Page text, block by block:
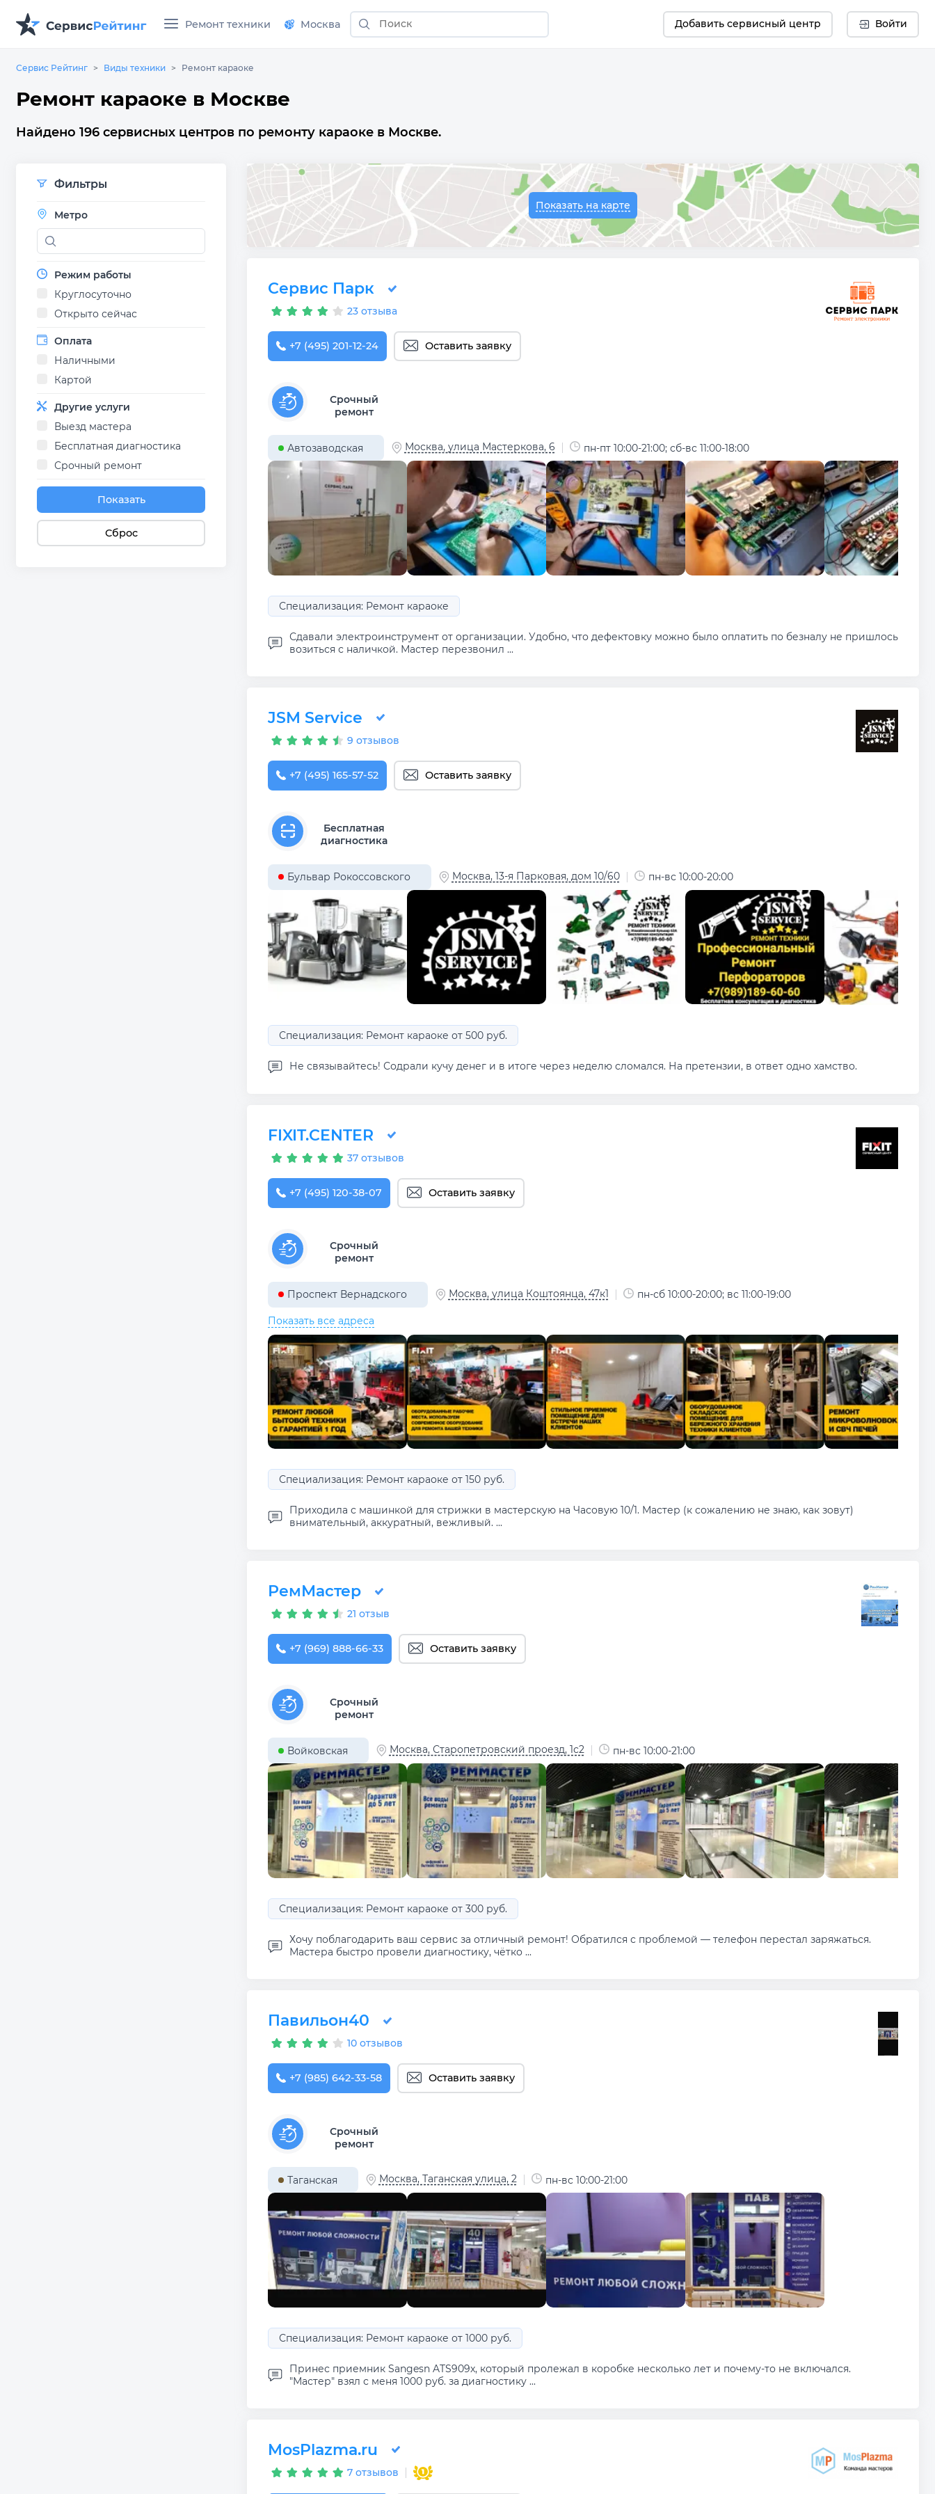
Ремонт техники Москва Добавить сервисный центр Войти
Сервис Рейтинг Виды техники Ремонт караоке
Ремонт караоке в Москве
Найдено 196 сервисных центров по ремонту караоке в Москве.
Фильтры
Метро
Режим работы
Круглосуточно
Открыто сейчас
Оплата
Наличными
Картой
Другие услуги
Выезд мастера
Бесплатная диагностика
Срочный ремонт
Показать
Сброс
Показать на карте
Сервис Парк
23 отзыва
+7 (495) 201-12-24 Оставить заявку
Срочный
ремонт
Автозаводская Москва, улица Мастеркова, 6 пн-пт 10:00-21:00; сб-вс 11:00-18:00
Специализация: Ремонт караоке
Сдавали электроинструмент от организации. Удобно, что дефектовку можно было оплатить по безналу не пришлось
возиться с наличкой. Мастер перезвонил ...
JSM Service
9 отзывов
+7 (495) 165-57-52 Оставить заявку
Бесплатная
диагностика
Бульвар Рокоссовского Москва, 13-я Парковая, дом 10/60 пн-вс 10:00-20:00
Специализация: Ремонт караоке от 500 руб.
Не связывайтесь! Содрали кучу денег и в итоге через неделю сломался. На претензии, в ответ одно хамство.
FIXIT.CENTER
37 отзывов
+7 (495) 120-38-07 Оставить заявку
Срочный
ремонт
Проспект Вернадского Москва, улица Коштоянца, 47к1 пн-сб 10:00-20:00; вс 11:00-19:00
Показать все адреса
Специализация: Ремонт караоке от 150 руб.
Приходила с машинкой для стрижки в мастерскую на Часовую 10/1. Мастер (к сожалению не знаю, как зовут)
внимательный, аккуратный, вежливый. ...
РемМастер
21 отзыв
+7 (969) 888-66-33 Оставить заявку
Срочный
ремонт
Войковская Москва, Старопетровский проезд, 1с2 пн-вс 10:00-21:00
Специализация: Ремонт караоке от 300 руб.
Хочу поблагодарить ваш сервис за отличный ремонт! Обратился с проблемой — телефон перестал заряжаться.
Мастера быстро провели диагностику, чётко ...
Павильон40
10 отзывов
+7 (985) 642-33-58 Оставить заявку
Срочный
ремонт
Таганская Москва, Таганская улица, 2 пн-вс 10:00-21:00
Специализация: Ремонт караоке от 1000 руб.
Принес приемник Sangesn ATS909x, который пролежал в коробке несколько лет и почему-то не включался.
"Мастер" взял с меня 1000 руб. за диагностику ...
MosPlazma.ru
7 отзывов